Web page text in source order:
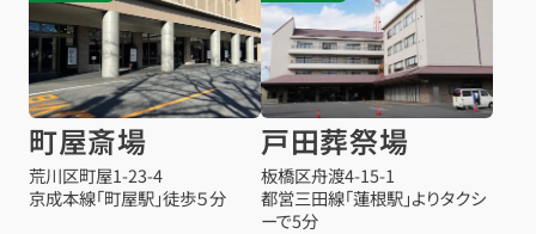
町屋斎場
荒川区町屋1-23-4
京成本線「町屋駅」徒歩５分
戸田葬祭場
板橋区舟渡4-15-1
都営三田線「蓮根駅」よりタクシ
ーで5分